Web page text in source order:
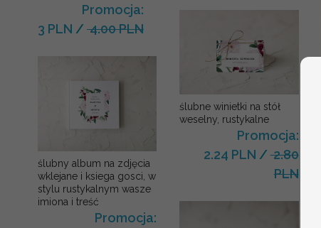
Promocja:
3 PLN / 4.00 PLN
ślubny album na zdjęcia
wklejane i ksiega gosci, w
stylu rustykalnym wasze
imiona i treść
Promocja:
ślubne winietki na stół
weselny, rustykalne
Promocja:
2.24 PLN /2.80
PLN